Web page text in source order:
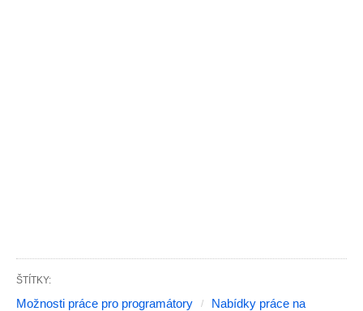
ŠTÍTKY:
Možnosti práce pro programátory
Nabídky práce na